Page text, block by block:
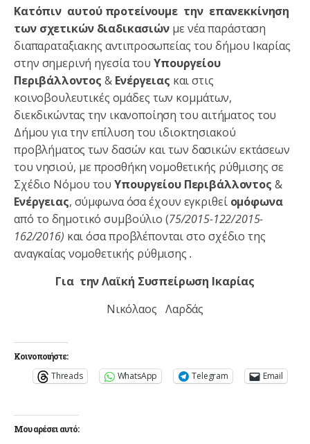
Κατόπιν αυτού προτείνουμε την επανεκκίνηση
των σχετικών διαδικασιώνμε νέα παράσταση
διαπαραταξιακης αντιπροσωπείας του δήμου Ικαρίας
στην σημερινή ηγεσία τουΥπουργείου
Περιβάλλοντος & Ενέργειας και στις
κοινοβουλευτικές ομάδες των κομμάτων,
διεκδικώντας την ικανοποίηση του αιτήματος του
Δήμου για την επίλυση του ιδιοκτησιακού
προβλήματος των δασών και των δασικών εκτάσεων
του νησιού, με προσθήκη νομοθετικής ρύθμισης σε
Σχέδιο Νόμου τουΥπουργείου Περιβάλλοντος &
Ενέργειας, σύμφωνα όσα έχουν εγκριθεί ομόφωνα
από το δημοτικό συμβούλιο (75/2015-122/2015-
162/2016) και όσα προβλέπονται στο σχέδιο της
αναγκαίας νομοθετικής ρύθμισης .
Για την Λαϊκή Συσπείρωση Ικαρίας
Νικόλαος Λαρδάς
Κοινοποιήστε:
Threads WhatsApp Telegram Email
Μου αρέσει αυτό: